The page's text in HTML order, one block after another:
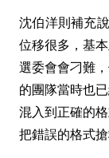
沈伯洋則補充
位移很多，基
選委會會刁難
的團隊當時也
混入到正確的
把錯誤的格式